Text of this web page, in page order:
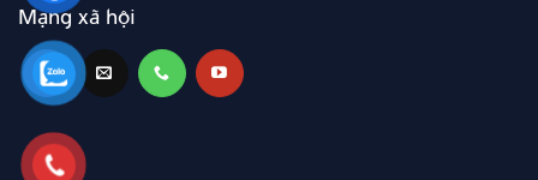
Mạng xã hội